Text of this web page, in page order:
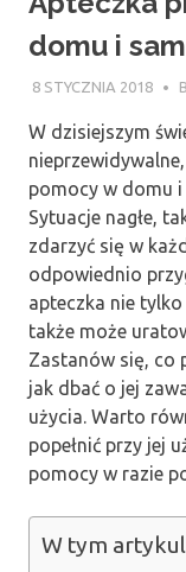
domu i
8 STYCZNIA 2018
W dzisiejszym
pomocy w domu
Sytuacje nagłe,
zdarzyć się w
odpowiednio
apteczka nie
także może
Zastanów się, co
jak dbać o jej
użycia. Warto
popełnić przy jej
pomocy w razie
W tym